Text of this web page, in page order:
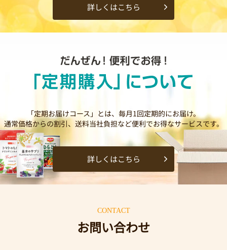
詳しくはこちら
「定期お届けコース」とは、毎月1回定期的にお届け。
通常価格からの割引、送料当社負担など便利でお得なサービスです。
詳しくはこちら
CONTACT
お問い合わせ